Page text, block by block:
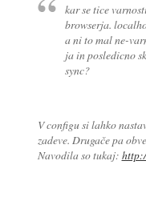
kar se tice
browserja.
a ni to mal ne-
ja in posledicno
sync?
V configu si lahko
zadeve. Drugače pa
Navodila so tukaj: